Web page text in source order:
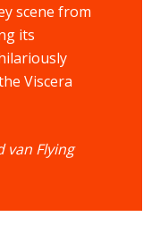
scene from
its
Viscera
van Flying